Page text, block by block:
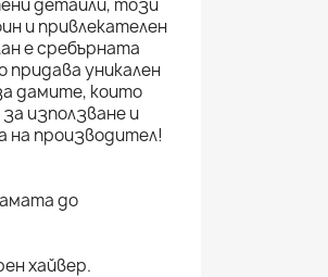
детайли, този
и привлекателен
е сребърната
придава уникален
дамите, които
използване и
на производител!
до
хайвер.